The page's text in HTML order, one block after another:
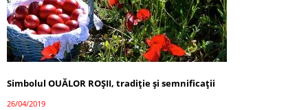
Simbolul OUĂLOR ROȘII, tradiție și semnificații
26/04/2019